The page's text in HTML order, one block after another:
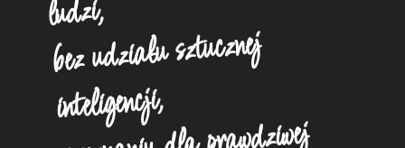
ludzi,
bez udziału sztucznej
inteligencji,